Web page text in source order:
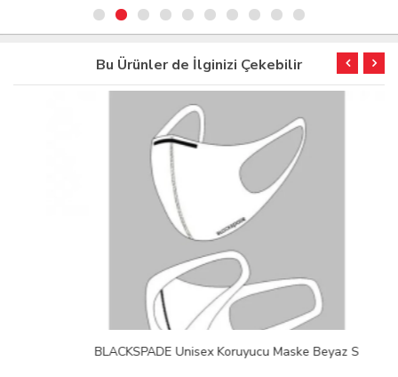
Bu Ürünler de İlginizi Çekebilir
BLACKSPADE Unisex Koruyucu Maske Beyaz S